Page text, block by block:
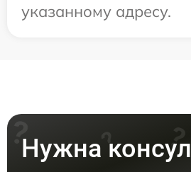
указанному адресу.
Нужна